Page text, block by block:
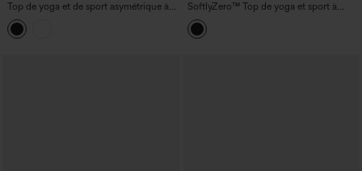
Top de yoga et de sport asymétrique à
une épaule, manches courtes, ourlet
arrondi (devant court, dos plus long),
tissu à séchage rapide
SoftlyZero™ Top de yoga et sport à
manches longues, col rond aéré,
ouvertures pour les pouces et
empiècements en mesh contrastant